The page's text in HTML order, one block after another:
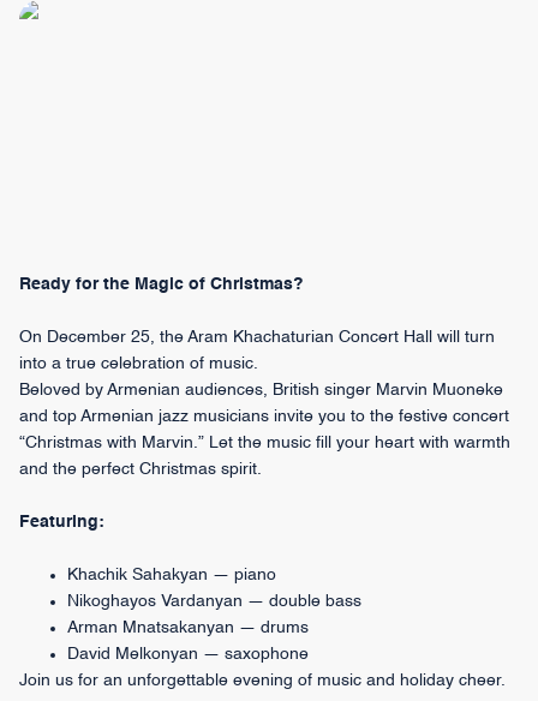
Ready for the Magic of Christmas?
On December 25, the Aram Khachaturian Concert Hall will turn
into a true celebration of music.
Beloved by Armenian audiences, British singer Marvin Muoneke
and top Armenian jazz musicians invite you to the festive concert
“Christmas with Marvin.” Let the music fill your heart with warmth
and the perfect Christmas spirit.
Featuring:
Khachik Sahakyan — piano
Nikoghayos Vardanyan — double bass
Arman Mnatsakanyan — drums
David Melkonyan — saxophone
Join us for an unforgettable evening of music and holiday cheer.